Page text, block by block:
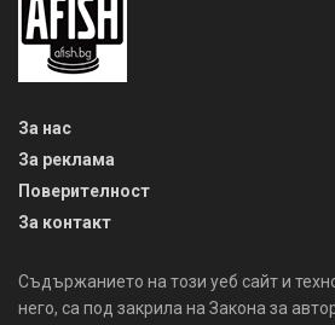
За нас
За реклама
Поверителност
За контакт
Съдържанието на този уеб сайт и
него, са под закрила на Закона за